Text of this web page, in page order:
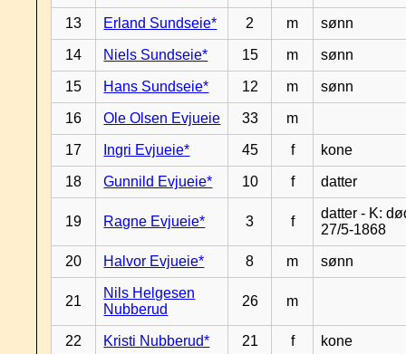
13 Erland Sundseie* 2 m sønn
14 Niels Sundseie* 15 m sønn
15 Hans Sundseie* 12 m sønn
16 Ole Olsen Evjueie 33 m
17 Ingri Evjueie* 45 f kone
18 Gunnild Evjueie* 10 f datter
19 Ragne Evjueie* 3 f
datter - K:
27/5-1868
20 Halvor Evjueie* 8 m sønn
21
Nils Helgesen
Nubberud
26 m
22 Kristi Nubberud* 21 f kone